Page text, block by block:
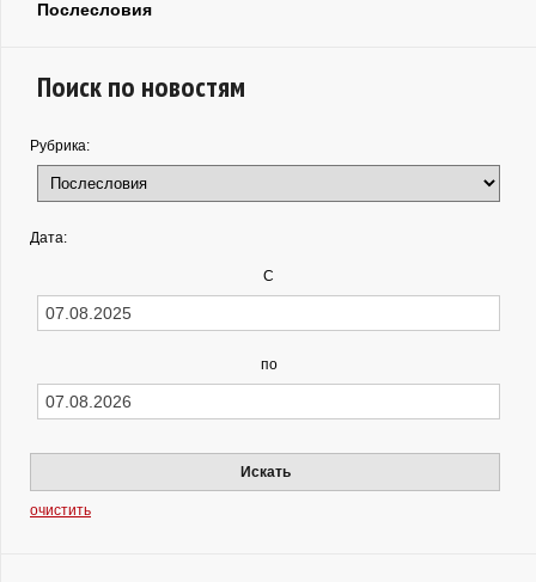
Послесловия
Поиск по новостям
Рубрика:
Дата:
С
по
Искать
очистить